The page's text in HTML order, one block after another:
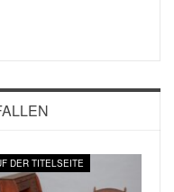
DER TITELSEITE